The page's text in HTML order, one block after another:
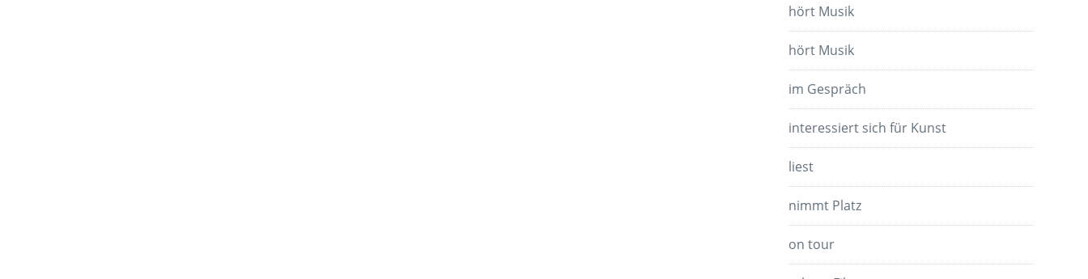
hört Musik
hört Musik
im Gespräch
interessiert sich für Kunst
liest
nimmt Platz
on tour